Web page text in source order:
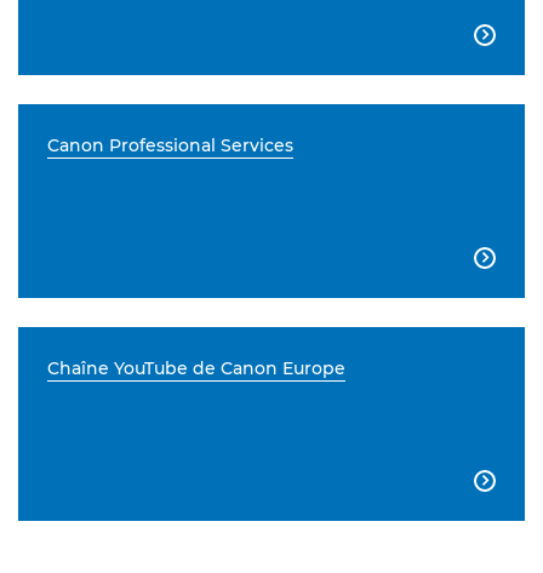

Canon Professional Services

Chaîne YouTube de Canon Europe
